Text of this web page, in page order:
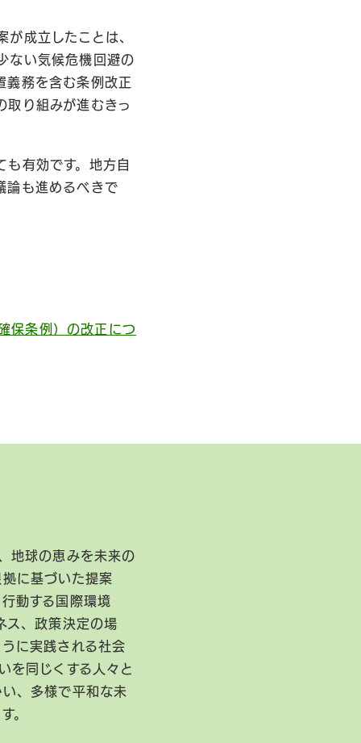
成立したことは、
ない気候危機回避の
義務を含む条例改正
取り組みが進むきっ
有効です。地方自
論も進めるべきで
保条例）の改正につ
地球の恵みを未来の
に基づいた提案
動する国際環境
ス、政策決定の場
に実践される社会
を同じくする人々と
、多様で平和な未
。